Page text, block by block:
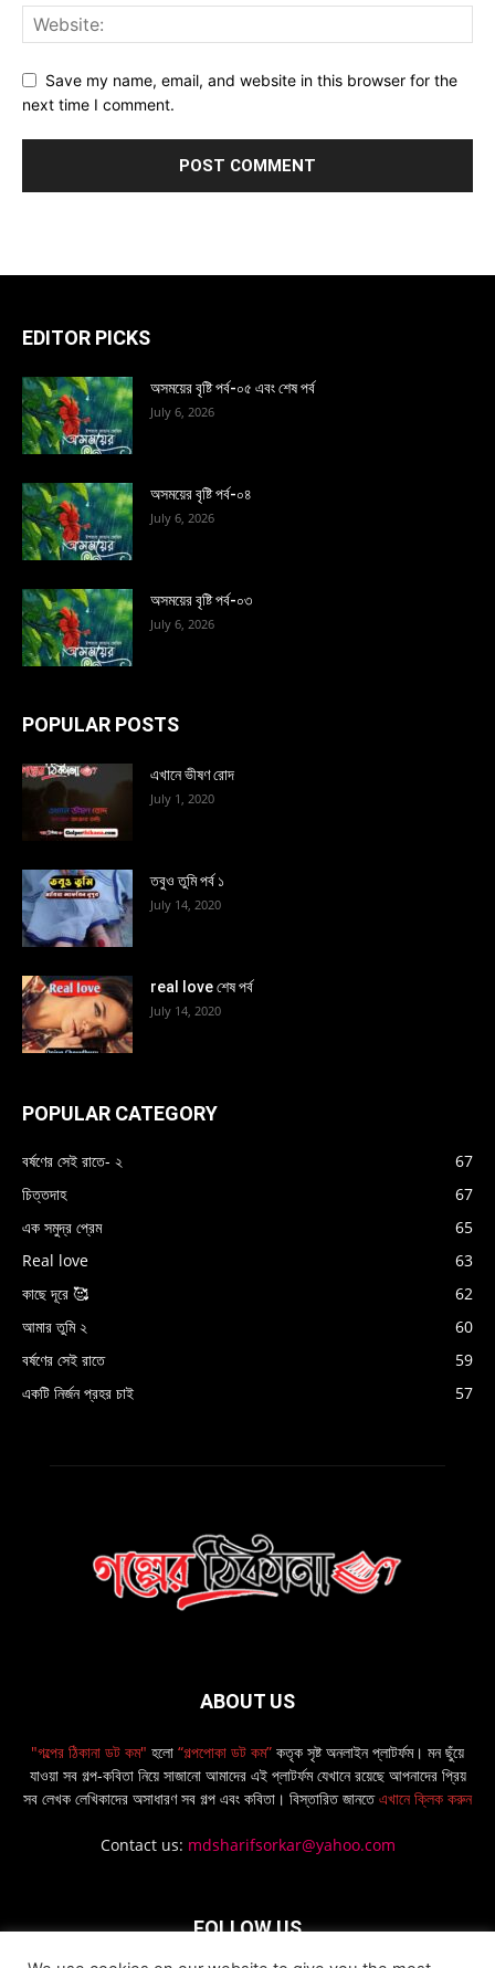
Save my name, email, and website in this browser for the
next time I comment.
EDITOR PICKS
অসময়ের বৃষ্টি পর্ব-০৫ এবং শেষ পর্ব
July 6, 2026
অসময়ের বৃষ্টি পর্ব-০৪
July 6, 2026
অসময়ের বৃষ্টি পর্ব-০৩
July 6, 2026
POPULAR POSTS
এখানে ভীষণ রোদ
July 1, 2020
তবুও তুমি পর্ব ১
July 14, 2020
real love শেষ পর্ব
July 14, 2020
POPULAR CATEGORY
বর্ষণের সেই রাতে- ২
67
চিত্তদাহ
67
এক সমুদ্র প্রেম
65
Real love
63
কাছে দূরে 🥰
62
আমার তুমি ২
60
বর্ষণের সেই রাতে
59
একটি নির্জন প্রহর চাই
57
ABOUT US
"গল্পের ঠিকানা ডট কম" হলো “গল্পপোকা ডট কম” কতৃক সৃষ্ট অনলাইন প্লাটর্ফম। মন ছুঁয়ে
যাওয়া সব গল্প-কবিতা নিয়ে সাজানো আমাদের এই প্লাটর্ফম যেখানে রয়েছে আপনাদের প্রিয়
সব লেখক লেখিকাদের অসাধারণ সব গল্প এবং কবিতা। বিস্তারিত জানতেএখানে ক্লিক করুন
Contact us: mdsharifsorkar@yahoo.com
FOLLOW US